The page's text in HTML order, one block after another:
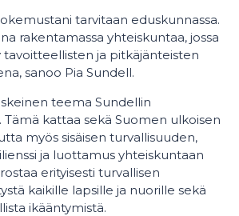
tarvitaan eduskunnassa.
rakentamassa yhteiskuntaa, jossa
tavoitteellisten ja pitkäjänteisten
sanoo Pia Sundell.
teema Sundellin
Tämä kattaa sekä Suomen ulkoisen
myös sisäisen turvallisuuden,
ja luottamus yhteiskuntaan
erityisesti turvallisen
kaikille lapsille ja nuorille sekä
ikääntymistä.